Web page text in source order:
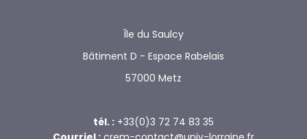
Île du Saulcy
Bâtiment D - Espace Rabelais
57000 Metz
tél. : +33(0)3 72 74 83 35